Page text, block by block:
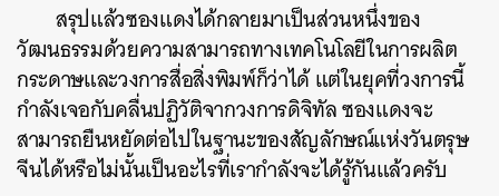
สรุปแล้วซองแดงได้กลายมาเป็นส่วนหนึ่งของ
วัฒนธรรมด้วยความสามารถทางเทคโนโลยีในการผลิต
กระดาษและวงการสื่อสิ่งพิมพ์ก็ว่าได้ แต่ในยุคที่วงการนี้
กำลังเจอกับคลื่นปฏิวัติจากวงการดิจิทัล ซองแดงจะ
สามารถยืนหยัดต่อไปในฐานะของสัญลักษณ์แห่งวันตรุษ
จีนได้หรือไม่นั้นเป็นอะไรที่เรากำลังจะได้รู้กันแล้วครับ